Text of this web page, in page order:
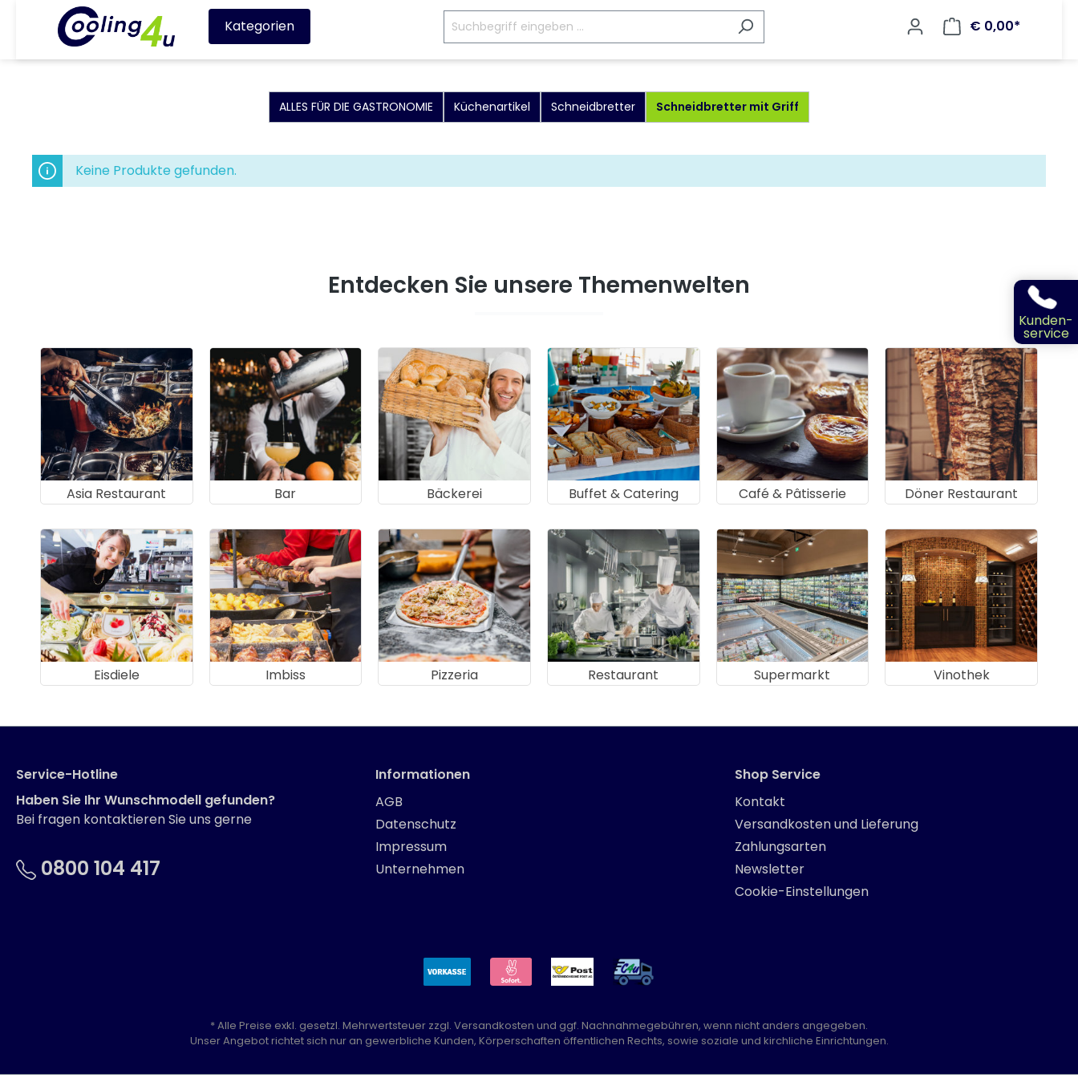
Kunden-
service
Kategorien € 0,00*
ALLES FÜR DIE GASTRONOMIE Küchenartikel Schneidbretter Schneidbretter mit Griff
Keine Produkte gefunden.
Entdecken Sie unsere Themenwelten
Asia Restaurant Bar Bäckerei Buffet & Catering Café & Pâtisserie Döner Restaurant
Eisdiele Imbiss Pizzeria Restaurant Supermarkt Vinothek
Service-Hotline
Haben Sie Ihr Wunschmodell gefunden?
Bei fragen kontaktieren Sie uns gerne
0800 104 417
Informationen
AGB
Datenschutz
Impressum
Unternehmen
Shop Service
Kontakt
Versandkosten und Lieferung
Zahlungsarten
Newsletter
Cookie-Einstellungen
* Alle Preise exkl. gesetzl. Mehrwertsteuer zzgl. Versandkosten und ggf. Nachnahmegebühren, wenn nicht anders angegeben.
Unser Angebot richtet sich nur an gewerbliche Kunden, Körperschaften öffentlichen Rechts, sowie soziale und kirchliche Einrichtungen.